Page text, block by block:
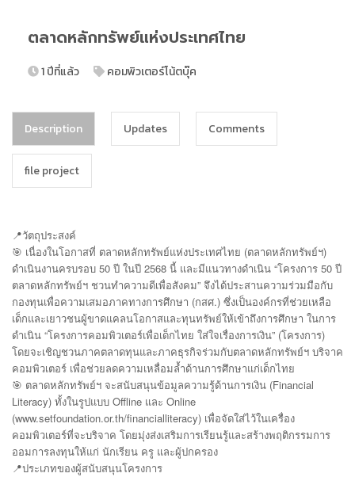
ตลาดหลักทรัพย์แห่งประเทศไทย
1 ปีที่แล้ว คอมพิวเตอร์โน้ตบุ๊ค
Description Updates Comments
file project
📍วัตถุประสงค์
🎯 เนื่องในโอกาสที่ ตลาดหลักทรัพย์แห่งประเทศไทย (ตลาดหลักทรัพย์ฯ)
ดำเนินงานครบรอบ 50 ปี ในปี 2568 นี้ และมีแนวทางดำเนิน “โครงการ 50 ปี
ตลาดหลักทรัพย์ฯ ชวนทำความดีเพื่อสังคม” จึงได้ประสานความร่วมมือกับ
กองทุนเพื่อความเสมอภาคทางการศึกษา (กสศ.) ซึ่งเป็นองค์กรที่ช่วยเหลือ
เด็กและเยาวชนผู้ขาดแคลนโอกาสและทุนทรัพย์ให้เข้าถึงการศึกษา ในการ
ดำเนิน “โครงการคอมพิวเตอร์เพื่อเด็กไทย ใส่ใจเรื่องการเงิน” (โครงการ)
โดยจะเชิญชวนภาคตลาดทุนและภาคธุรกิจร่วมกับตลาดหลักทรัพย์ฯ บริจาค
คอมพิวเตอร์ เพื่อช่วยลดความเหลื่อมล้ำด้านการศึกษาแก่เด็กไทย
🎯 ตลาดหลักทรัพย์ฯ จะสนับสนุนข้อมูลความรู้ด้านการเงิน (Financial
Literacy) ทั้งในรูปแบบ Offline และ Online
(www.setfoundation.or.th/financialliteracy) เพื่อจัดใส่ไว้ในเครื่อง
คอมพิวเตอร์ที่จะบริจาค โดยมุ่งส่งเสริมการเรียนรู้และสร้างพฤติกรรมการ
ออมการลงทุนให้แก่ นักเรียน ครู และผู้ปกครอง
📍ประเภทของผู้สนับสนุนโครงการ